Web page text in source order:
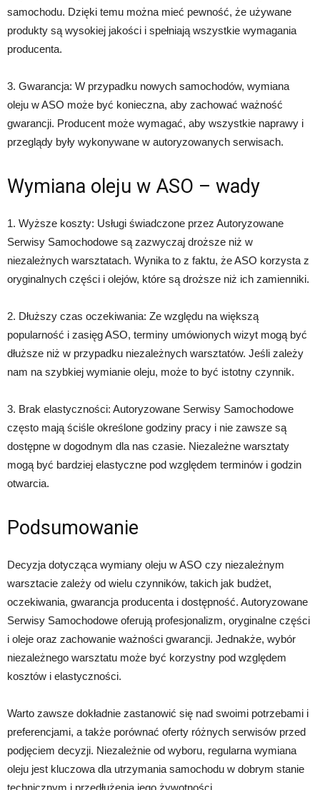
samochodu. Dzięki temu można mieć pewność, że używane
produkty są wysokiej jakości i spełniają wszystkie wymagania
producenta.
3. Gwarancja: W przypadku nowych samochodów, wymiana
oleju w ASO może być konieczna, aby zachować ważność
gwarancji. Producent może wymagać, aby wszystkie naprawy i
przeglądy były wykonywane w autoryzowanych serwisach.
Wymiana oleju w ASO – wady
1. Wyższe koszty: Usługi świadczone przez Autoryzowane
Serwisy Samochodowe są zazwyczaj droższe niż w
niezależnych warsztatach. Wynika to z faktu, że ASO korzysta z
oryginalnych części i olejów, które są droższe niż ich zamienniki.
2. Dłuższy czas oczekiwania: Ze względu na większą
popularność i zasięg ASO, terminy umówionych wizyt mogą być
dłuższe niż w przypadku niezależnych warsztatów. Jeśli zależy
nam na szybkiej wymianie oleju, może to być istotny czynnik.
3. Brak elastyczności: Autoryzowane Serwisy Samochodowe
często mają ściśle określone godziny pracy i nie zawsze są
dostępne w dogodnym dla nas czasie. Niezależne warsztaty
mogą być bardziej elastyczne pod względem terminów i godzin
otwarcia.
Podsumowanie
Decyzja dotycząca wymiany oleju w ASO czy niezależnym
warsztacie zależy od wielu czynników, takich jak budżet,
oczekiwania, gwarancja producenta i dostępność. Autoryzowane
Serwisy Samochodowe oferują profesjonalizm, oryginalne części
i oleje oraz zachowanie ważności gwarancji. Jednakże, wybór
niezależnego warsztatu może być korzystny pod względem
kosztów i elastyczności.
Warto zawsze dokładnie zastanowić się nad swoimi potrzebami i
preferencjami, a także porównać oferty różnych serwisów przed
podjęciem decyzji. Niezależnie od wyboru, regularna wymiana
oleju jest kluczowa dla utrzymania samochodu w dobrym stanie
technicznym i przedłużenia jego żywotności.